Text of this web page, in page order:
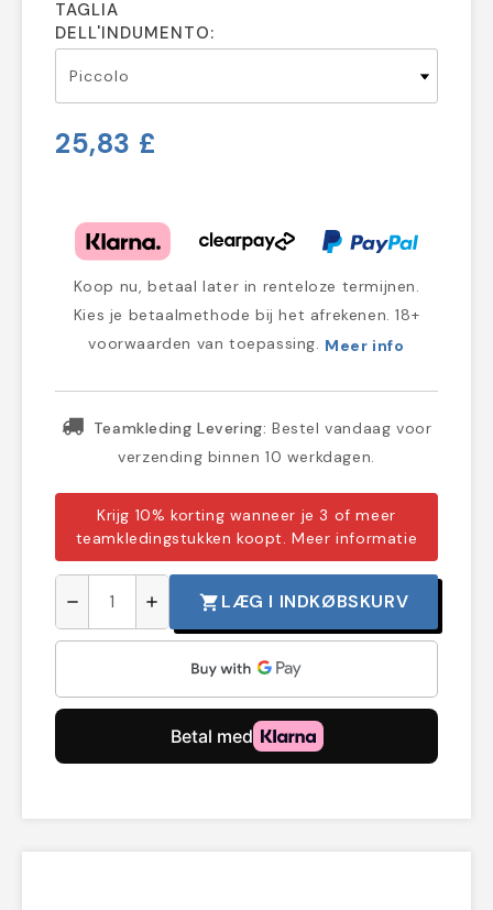
TAGLIA
DELL'INDUMENTO:
25,83 £
Koop nu, betaal later in renteloze termijnen.
Kies je betaalmethode bij het afrekenen. 18+
voorwaarden van toepassing. Meer info
Teamkleding Levering: Bestel vandaag voor
verzending binnen 10 werkdagen.
Krijg 10% korting wanneer je 3 of meer
teamkledingstukken koopt.Meer informatie
remove add shopping_cart LÆG I INDKØBSKURV